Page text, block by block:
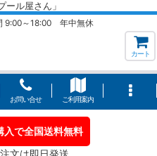
ル屋さん」
9:00～18:00 年中無休
カート
お問い合せ ご利用案内
で全国送料無料